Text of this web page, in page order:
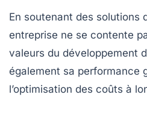
En soutenant des solutions
entreprise ne se contente
valeurs du développement
également sa performance
l’optimisation des coûts à